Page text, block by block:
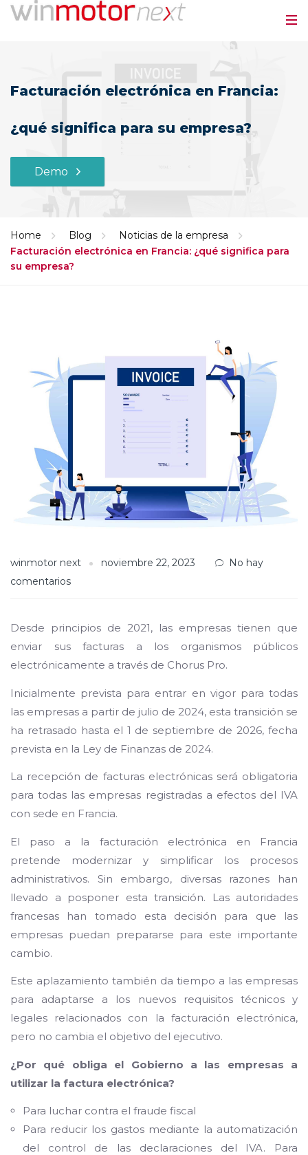
Facturación electrónica en Francia:
¿qué significa para su empresa?
Demo
Home Blog
Noticias de la empresa
Facturación electrónica en Francia: ¿qué significa para
su empresa?
winmotor next noviembre 22, 2023
No hay
comentarios
Desde principios de 2021, las empresas tienen que
enviar sus facturas a los organismos públicos
electrónicamente a través de Chorus Pro.
Inicialmente prevista para entrar en vigor para todas
las empresas a partir de julio de 2024, esta transición se
ha retrasado hasta el 1 de septiembre de 2026, fecha
prevista en la Ley de Finanzas de 2024.
La recepción de facturas electrónicas será obligatoria
para todas las empresas registradas a efectos del IVA
con sede en Francia.
El paso a la facturación electrónica en Francia
pretende modernizar y simplificar los procesos
administrativos. Sin embargo, diversas razones han
llevado a posponer esta transición. Las autoridades
francesas han tomado esta decisión para que las
empresas puedan prepararse para este importante
cambio.
Este aplazamiento también da tiempo a las empresas
para adaptarse a los nuevos requisitos técnicos y
legales relacionados con la facturación electrónica,
pero no cambia el objetivo del ejecutivo.
¿Por qué obliga el Gobierno a las empresas a
utilizar la factura electrónica?
Para luchar contra el fraude fiscal
Para reducir los gastos mediante la automatización
del control de las declaraciones del IVA. Para